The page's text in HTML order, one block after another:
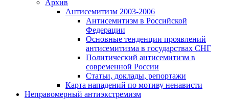
Архив
Антисемитизм 2003-2006
Антисемитизм в Российской
Федерации
Основные тенденции проявлений
антисемитизма в государствах СНГ
Политический антисемитизм в
современной России
Статьи, доклады, репортажи
Карта нападений по мотиву ненависти
Неправомерный антиэкстремизм